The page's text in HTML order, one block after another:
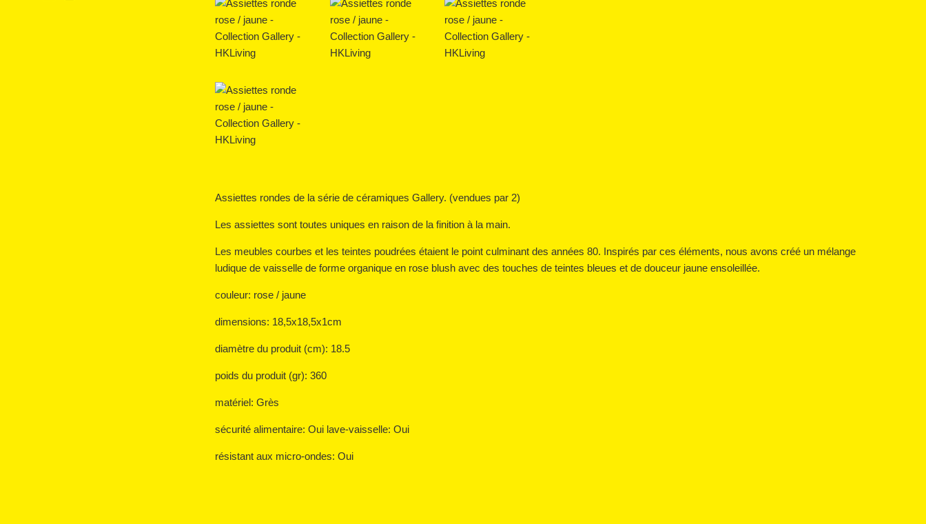
Assiettes rondes de la série de céramiques Gallery. (vendues par 2)
Les assiettes sont toutes uniques en raison de la finition à la main.
Les meubles courbes et les teintes poudrées étaient le point culminant des années 80. Inspirés par ces éléments, nous avons créé un mélange
ludique de vaisselle de forme organique en rose blush avec des touches de teintes bleues et de douceur jaune ensoleillée.
couleur: rose / jaune
dimensions: 18,5x18,5x1cm
diamètre du produit (cm): 18.5
poids du produit (gr): 360
matériel: Grès
sécurité alimentaire: Oui lave-vaisselle: Oui
résistant aux micro-ondes: Oui